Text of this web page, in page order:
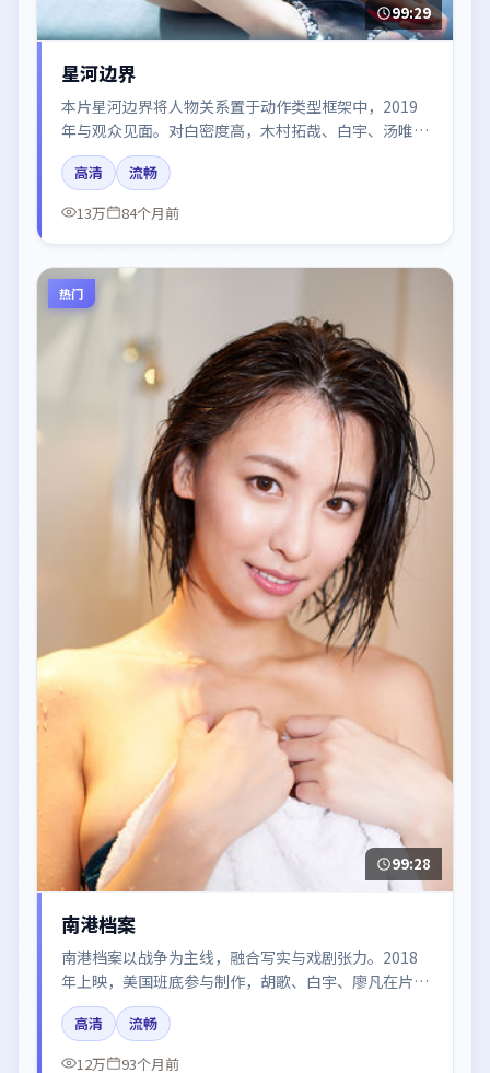
99:29
星河边界
本片星河边界将人物关系置于动作类型框架中，2019
年与观众见面。对白密度高，木村拓哉、白宇、汤唯的
台词节奏值得关注；整体气质偏中国大陆都市与冷色调
摄影。
高清
流畅
13万
84个月前
热门
99:28
南港档案
南港档案以战争为主线，融合写实与戏剧张力。2018
年上映，美国班底参与制作，胡歌、白宇、廖凡在片中
呈现细腻表演，影像风格统一，配乐与剪辑强化了情绪
曲线。
高清
流畅
12万
93个月前